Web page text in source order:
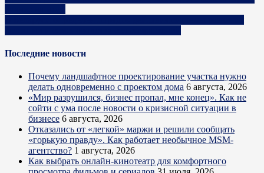
Последние новости
Почему ландшафтное проектирование участка нужно
делать одновременно с проектом дома 6 августа, 2026
«Мир разрушился, бизнес пропал, мне конец». Как не
сойти с ума после новости о кризисной ситуации в
бизнесе 6 августа, 2026
Отказались от «легкой» маржи и решили сообщать
«горькую правду». Как работает необычное MSM-
агентство? 1 августа, 2026
Как выбрать онлайн-кинотеатр для комфортного